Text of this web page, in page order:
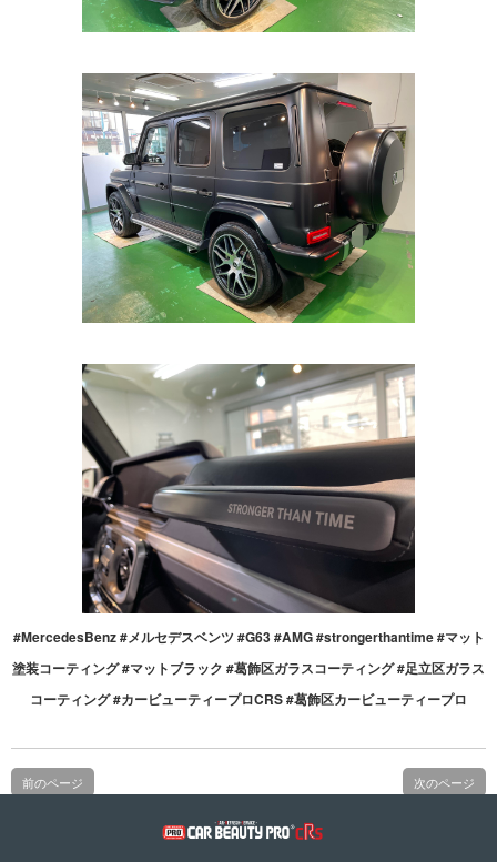
#MercedesBenz #メルセデスベンツ #G63 #AMG #strongerthantime #マット
塗装コーティング #マットブラック #葛飾区ガラスコーティング #足立区ガラス
コーティング #カービューティープロCRS #葛飾区カービューティープロ
前のページ 次のページ